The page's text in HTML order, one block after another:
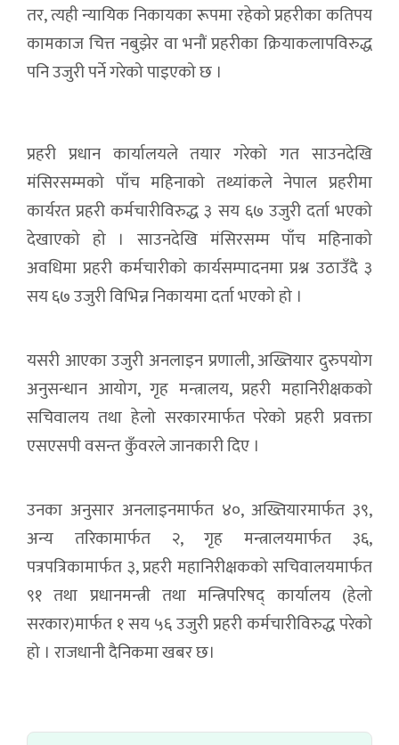
तर, त्यही न्यायिक निकायका रूपमा रहेको प्रहरीका कतिपय
कामकाज चित्त नबुझेर वा भनौं प्रहरीका क्रियाकलापविरुद्ध
पनि उजुरी पर्ने गरेको पाइएको छ ।
प्रहरी प्रधान कार्यालयले तयार गरेको गत साउनदेखि
मंसिरसम्मको पाँच महिनाको तथ्यांकले नेपाल प्रहरीमा
कार्यरत प्रहरी कर्मचारीविरुद्ध ३ सय ६७ उजुरी दर्ता भएको
देखाएको हो । साउनदेखि मंसिरसम्म पाँच महिनाको
अवधिमा प्रहरी कर्मचारीको कार्यसम्पादनमा प्रश्न उठाउँदै ३
सय ६७ उजुरी विभिन्न निकायमा दर्ता भएको हो ।
यसरी आएका उजुरी अनलाइन प्रणाली, अख्तियार दुरुपयोग
अनुसन्धान आयोग, गृह मन्त्रालय, प्रहरी महानिरीक्षकको
सचिवालय तथा हेलो सरकारमार्फत परेको प्रहरी प्रवक्ता
एसएसपी वसन्त कुँवरले जानकारी दिए ।
उनका अनुसार अनलाइनमार्फत ४०, अख्तियारमार्फत ३९,
अन्य तरिकामार्फत २, गृह मन्त्रालयमार्फत ३६,
पत्रपत्रिकामार्फत ३, प्रहरी महानिरीक्षकको सचिवालयमार्फत
९१ तथा प्रधानमन्त्री तथा मन्त्रिपरिषद् कार्यालय (हेलो
सरकार)मार्फत १ सय ५६ उजुरी प्रहरी कर्मचारीविरुद्ध परेको
हो । राजधानी दैनिकमा खबर छ।